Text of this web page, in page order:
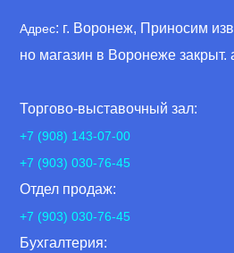
Адрес: г. Воронеж, Приносим
но магазин в Воронеже закрыт.
Торгово-выставочный зал:
+7 (908) 143-07-00
+7 (903) 030-76-45
Отдел продаж:
+7 (903) 030-76-45
Бухгалтерия: